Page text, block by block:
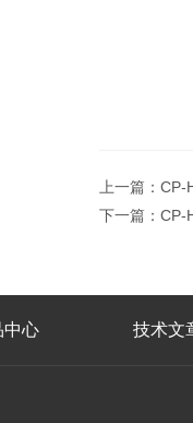
上一篇： CP-
下一篇： CP-
中心 技术文